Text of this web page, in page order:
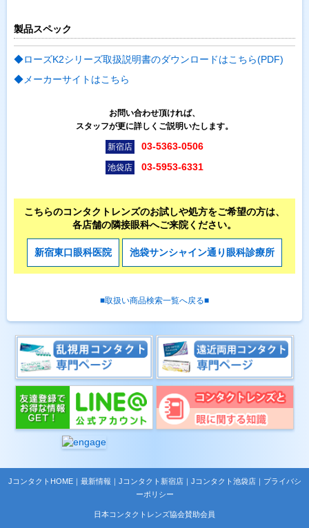
製品スペック
◆ローズK2シリーズ取扱説明書のダウンロードはこちら(PDF)
◆メーカーサイトはこちら
お問い合わせ頂ければ、
スタッフが更に詳しくご説明いたします。
新宿店 03-5363-0506
池袋店 03-5953-6331
こちらのコンタクトレンズのお試しや処方をご希望の方は、
各店舗の隣接眼科へご来院ください。
新宿東口眼科医院 池袋サンシャイン通り眼科診療所
■取扱い商品検索一覧へ戻る■
JコンタクトHOME｜ 最新情報 ｜ Jコンタクト新宿店｜ Jコンタクト池袋店｜ プライバシ
ーポリシー
日本コンタクトレンズ協会賛助会員